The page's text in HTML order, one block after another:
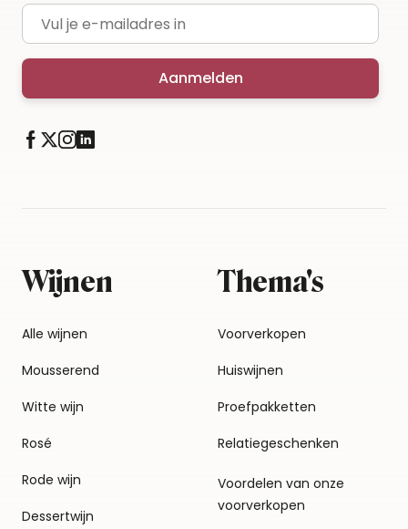
E-mailadres
Aanmelden
Wijnen
Alle wijnen
Mousserend
Witte wijn
Rosé
Rode wijn
Dessertwijn
Thema's
Voorverkopen
Huiswijnen
Proefpakketten
Relatiegeschenken
Voordelen van onze
voorverkopen